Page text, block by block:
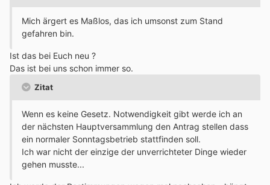
Mich ärgert es Maßlos, das ich umsonst zum Stand
gefahren bin.
Ist das bei Euch neu ?
Das ist bei uns schon immer so.
Zitat
Wenn es keine Gesetz. Notwendigkeit gibt werde ich an
der nächsten Hauptversammlung den Antrag stellen dass
ein normaler Sonntagsbetrieb stattfinden soll.
Ich war nicht der einzige der unverrichteter Dinge wieder
gehen musste...